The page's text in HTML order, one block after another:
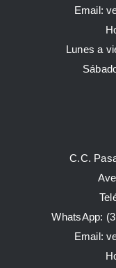
Email:
Lunes a
C.C.
WhatsApp:
Email: